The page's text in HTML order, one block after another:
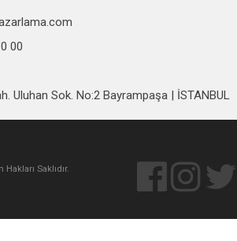
00
Uluhan Sok. No:2 Bayrampaşa | İSTANBUL
Saklıdır.